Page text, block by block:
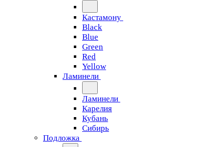
Кастамону
Black
Blue
Green
Red
Yellow
Ламинели
Ламинели
Карелия
Кубань
Сибирь
Подложка